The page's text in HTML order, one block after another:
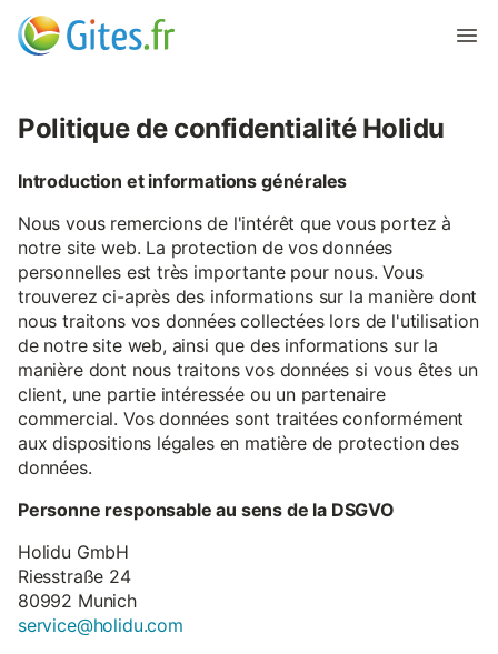
Politique de confidentialité Holidu
Introduction et informations générales
Nous vous remercions de l'intérêt que vous portez à
notre site web. La protection de vos données
personnelles est très importante pour nous. Vous
trouverez ci-après des informations sur la manière dont
nous traitons vos données collectées lors de l'utilisation
de notre site web, ainsi que des informations sur la
manière dont nous traitons vos données si vous êtes un
client, une partie intéressée ou un partenaire
commercial. Vos données sont traitées conformément
aux dispositions légales en matière de protection des
données.
Personne responsable au sens de la DSGVO
Holidu GmbH
Riesstraße 24
80992 Munich
service@holidu.com